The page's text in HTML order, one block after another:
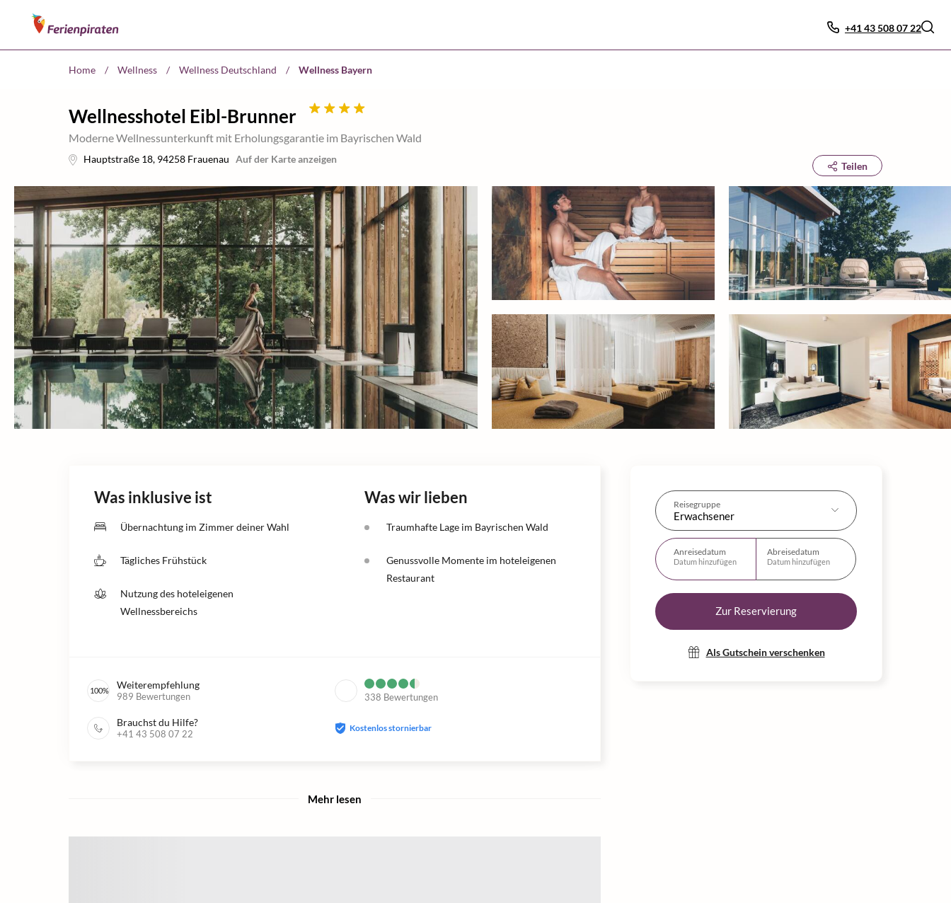
+41 43 508 07 22
Home / Wellness / Wellness Deutschland / Wellness Bayern
Wellnesshotel Eibl-Brunner
Moderne Wellnessunterkunft mit Erholungsgarantie im Bayrischen Wald
Hauptstraße 18, 94258 Frauenau Auf der Karte anzeigen
Teilen
Reisegruppe
Erwachsener
Anreisedatum
Datum hinzufügen
Abreisedatum
Datum hinzufügen
Zur Reservierung
Als Gutschein verschenken
Was inklusive ist
Übernachtung im Zimmer deiner Wahl
Tägliches Frühstück
Nutzung des hoteleigenen
Wellnessbereichs
Was wir lieben
Traumhafte Lage im Bayrischen Wald
Genussvolle Momente im hoteleigenen
Restaurant
100% Weiterempfehlung
989 Bewertungen 338 Bewertungen
Brauchst du Hilfe?
+41 43 508 07 22
Kostenlos stornierbar
Mehr lesen